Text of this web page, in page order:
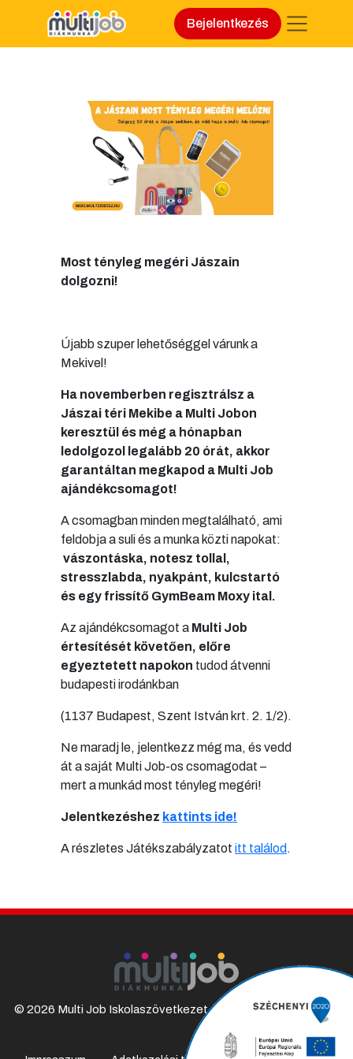
Bejelentkezés
Most tényleg megéri Jászain
dolgozni!
Újabb szuper lehetőséggel várunk a
Mekivel!
Ha novemberben regisztrálsz a
Jászai téri Mekibe a Multi Jobon
keresztül és még a hónapban
ledolgozol legalább 20 órát, akkor
garantáltan megkapod a Multi Job
ajándékcsomagot!
A csomagban minden megtalálható, ami
feldobja a suli és a munka közti napokat:
vászontáska, notesz tollal,
stresszlabda, nyakpánt, kulcstartó
és egy frissítő GymBeam Moxy ital.
Az ajándékcsomagot a Multi Job
értesítését követően, előre
egyeztetett napokon tudod átvenni
budapesti irodánkban
(1137 Budapest, Szent István krt. 2. 1/2).
Ne maradj le, jelentkezz még ma, és vedd
át a saját Multi Job-os csomagodat –
mert a munkád most tényleg megéri!
Jelentkezéshez kattints ide!
A részletes Játékszabályzatot itt találod .
© 2026 Multi Job Iskolaszövetkezet, Minden Jog Fenntartva